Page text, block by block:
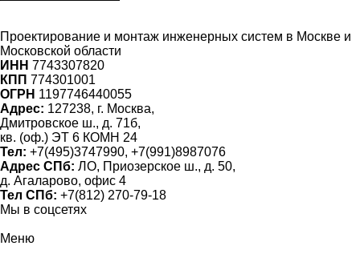
Проектирование и монтаж инженерных систем в Москве и
Московской области
ИНН 7743307820
КПП 774301001
ОГРН 1197746440055
Адрес: 127238, г. Москва,
Дмитровское ш., д. 71б,
кв. (оф.) ЭТ 6 КОМН 24
Тел: +7(495)3747990, +7(991)8987076
Адрес СПб: ЛО, Приозерское ш., д. 50,
д. Агаларово, офис 4
Тел СПб: +7(812) 270-79-18
Мы в соцсетях
Меню